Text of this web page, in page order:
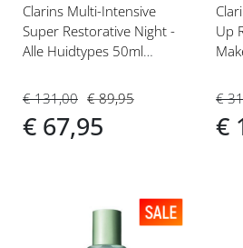
Clarins Multi-Intensive
Super Restorative Night -
Alle Huidtypes 50ml
€ 131,00
€ 67,95
€ 89,95
Up
€
€